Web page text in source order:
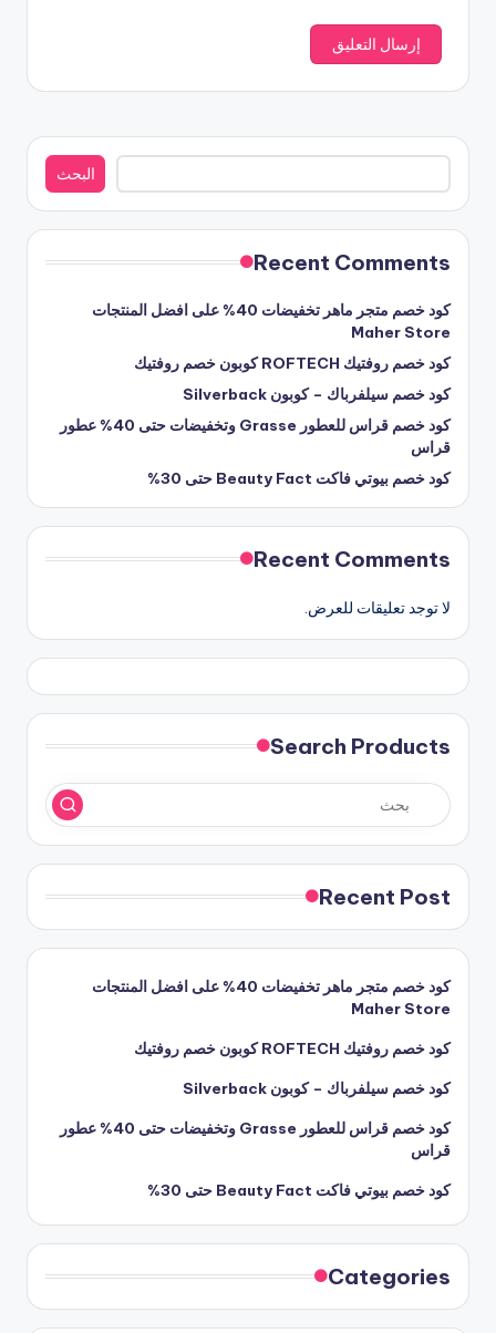
البحث
البحث
Recent Comments
كود خصم متجر ماهر تخفيضات 40% على افضل المنتجات
Maher Store
كود خصم روفتيك ROFTECH كوبون خصم روفتيك
كود خصم سيلفرباك – كوبون Silverback
كود خصم قراس للعطور Grasse وتخفيضات حتى 40% عطور
قراس
كود خصم بيوتي فاكت Beauty Fact حتى 30%
Recent Comments
لا توجد تعليقات للعرض.
Search Products
Recent Post
كود خصم متجر ماهر تخفيضات 40% على افضل المنتجات
Maher Store
كود خصم روفتيك ROFTECH كوبون خصم روفتيك
كود خصم سيلفرباك – كوبون Silverback
كود خصم قراس للعطور Grasse وتخفيضات حتى 40% عطور
قراس
كود خصم بيوتي فاكت Beauty Fact حتى 30%
Categories